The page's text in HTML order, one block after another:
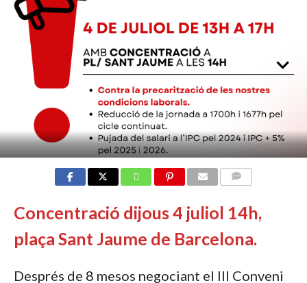
Concentració dijous 4 juliol 14h,
plaça Sant Jaume de Barcelona.
Després de 8 mesos negociant el III Conveni